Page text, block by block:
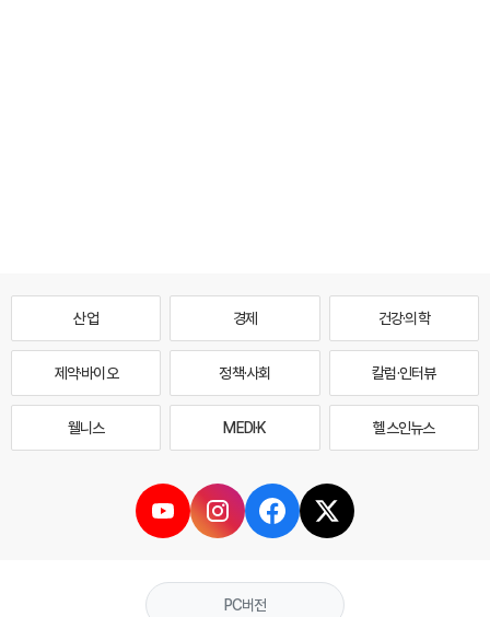
산업 경제 건강·의학
제약·바이오 정책·사회 칼럼·인터뷰
웰니스 MEDI·K 헬스인뉴스
PC버전